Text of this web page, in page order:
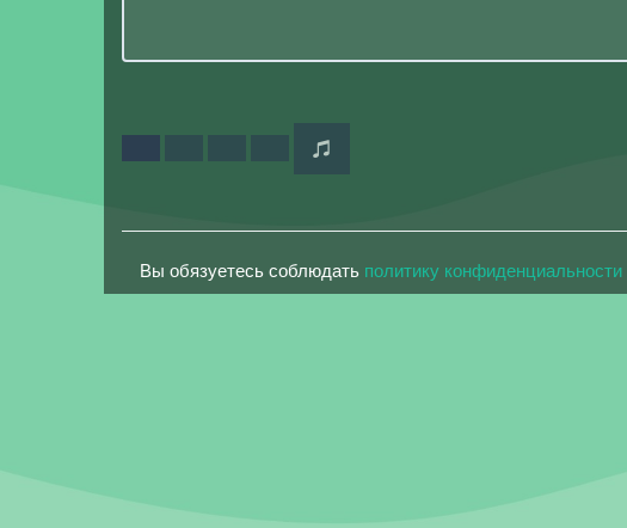
Вы обязуетесь соблюдать политику конфиденциальности